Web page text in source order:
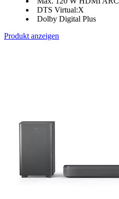
DTS Virtual:X
Dolby Digital Plus
Produkt anzeigen